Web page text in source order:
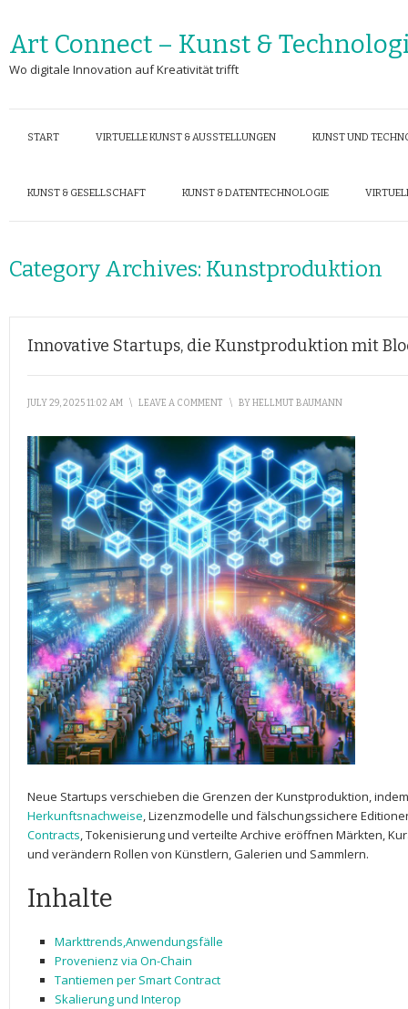
Art Connect – Kunst &
Wo digitale Innovation auf Kreativität trifft
START VIRTUELLE KUNST & AUSSTELLUNGEN KUNST UND
KUNST & GESELLSCHAFT KUNST & DATENTECHNOLOGIE
Category Archives: Kunstproduktion
Innovative Startups, die Kunstproduktion mit
JULY 29, 2025 11:02 AM \ LEAVE A COMMENT \ BYHELLMUT BAUMANN
Neue​ Startups‌ verschieben die Grenzen ⁤der ​Kunstproduktion,​
Herkunftsnachweise, ​Lizenzmodelle und⁢ fälschungssichere
Contracts, Tokenisierung und‌ verteilte ⁢Archive ⁣eröffnen Märkten,
und verändern⁢ Rollen von Künstlern, ‍Galerien⁤ und Sammlern.
Inhalte
Markttrends,Anwendungsfälle
Provenienz via On-Chain
Tantiemen ⁢per Smart Contract
Skalierung und Interop